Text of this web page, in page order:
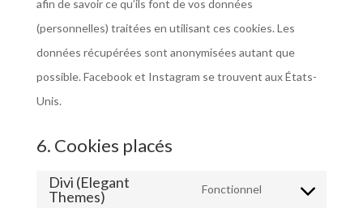
afin de savoir ce qu’ils font de vos données
(personnelles) traitées en utilisant ces cookies. Les
données récupérées sont anonymisées autant que
possible. Facebook et Instagram se trouvent aux États-
Unis.
6. Cookies placés
Divi (Elegant
Themes)
Fonctionnel
Consent